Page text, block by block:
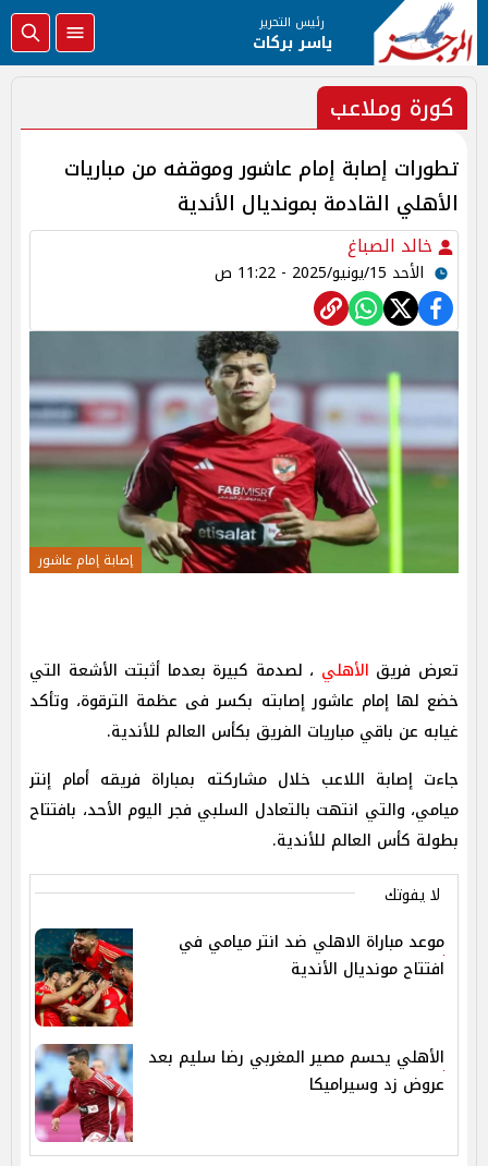
رئيس التحرير
ياسر بركات
كورة وملاعب
تطورات إصابة إمام عاشور وموقفه من مباريات
الأهلي القادمة بمونديال الأندية
خالد الصباغ
الأحد 15/يونيو/2025 - 11:22 ص
إصابة إمام عاشور
تعرض فريق الأهلي ، لصدمة كبيرة بعدما أثبتت الأشعة التي
خضع لها إمام عاشور إصابته بكسر فى عظمة الترقوة، وتأكد
غيابه عن باقي مباريات الفريق بكأس العالم للأندية.
جاءت إصابة اللاعب خلال مشاركته بمباراة فريقه أمام إنتر
ميامي، والتي انتهت بالتعادل السلبي فجر اليوم الأحد، بافتتاح
بطولة كأس العالم للأندية.
لا يفوتك
موعد مباراة الاهلي ضد انتر ميامي في
افتتاح مونديال الأندية
الأهلي يحسم مصير المغربي رضا سليم بعد
عروض زد وسيراميكا